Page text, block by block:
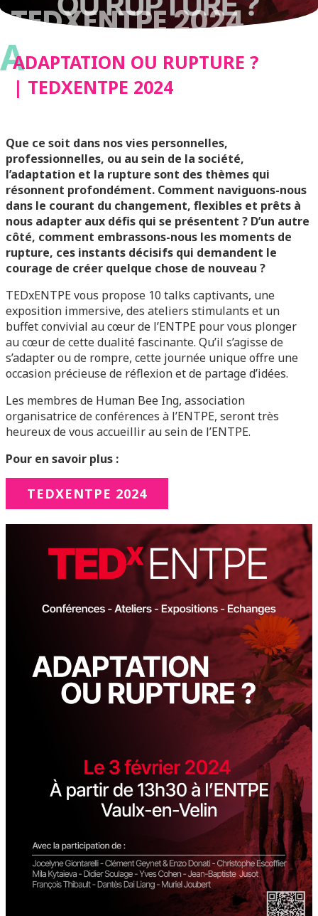
TEDXENTPE 2024
AADAPTATION OU RUPTURE ?
| TEDXENTPE 2024
Que ce soit dans nos vies personnelles,
professionnelles, ou au sein de la société,
l’adaptation et la rupture sont des thèmes qui
résonnent profondément. Comment naviguons-nous
dans le courant du changement, flexibles et prêts à
nous adapter aux défis qui se présentent ? D’un autre
côté, comment embrassons-nous les moments de
rupture, ces instants décisifs qui demandent le
courage de créer quelque chose de nouveau ?
TEDxENTPE vous propose 10 talks captivants, une
exposition immersive, des ateliers stimulants et un
buffet convivial au cœur de l’ENTPE pour vous plonger
au cœur de cette dualité fascinante. Qu’il s’agisse de
s’adapter ou de rompre, cette journée unique offre une
occasion précieuse de réflexion et de partage d’idées.
Les membres de Human Bee Ing, association
organisatrice de conférences à l’ENTPE, seront très
heureux de vous accueillir au sein de l’ENTPE.
Pour en savoir plus :
TEDXENTPE 2024